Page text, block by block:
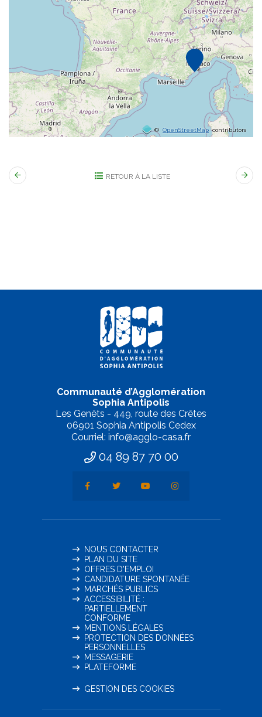
© OpenStreetMap contributors
RETOUR À LA LISTE
Communauté d’Agglomération
Sophia Antipolis
Les Genêts - 449, route des Crêtes
06901 Sophia Antipolis Cedex
Courriel: info@agglo-casa.fr
04 89 87 70 00
NOUS CONTACTER
PLAN DU SITE
OFFRES D'EMPLOI
CANDIDATURE SPONTANÉE
MARCHÉS PUBLICS
ACCESSIBILITÉ :
PARTIELLEMENT
CONFORME
MENTIONS LÉGALES
PROTECTION DES DONNÉES
PERSONNELLES
MESSAGERIE
PLATEFORME
GESTION DES COOKIES